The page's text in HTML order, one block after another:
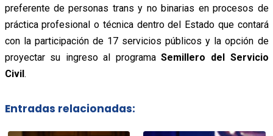
preferente de personas trans y no binarias en procesos de
práctica profesional o técnica dentro del Estado que contará
con la participación de 17 servicios públicos y la opción de
proyectar su ingreso al programaSemillero del Servicio
Civil.
Entradas relacionadas: